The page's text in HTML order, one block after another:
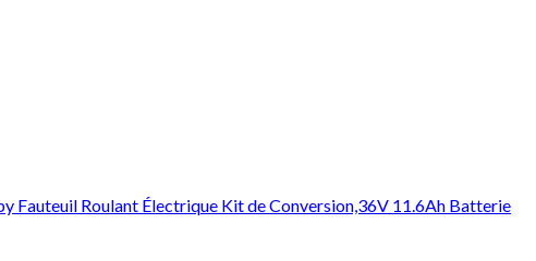
Fauteuil Roulant Électrique Kit de Conversion,36V 11.6Ah Batterie